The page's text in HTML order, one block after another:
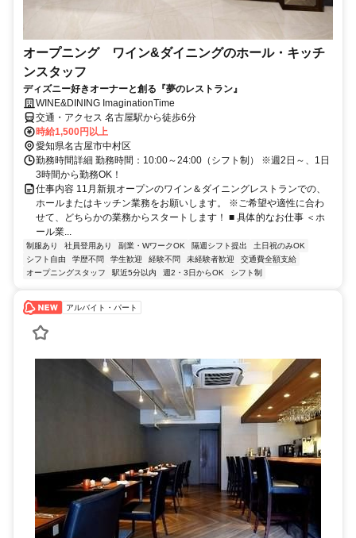
オープニング ワイン&ダイニングのホール・キッチ
ンスタッフ
ディズニー好きオーナーと創る『夢のレストラン』
WINE&DINING ImaginationTime
交通・アクセス 名古屋駅から徒歩6分
時給1,500円以上
愛知県名古屋市中村区
勤務時間詳細 勤務時間：10:00～24:00（シフト制） ※週2日～、1日
3時間から勤務OK！
仕事内容 11月新規オープンのワイン＆ダイニングレストランでの、
ホールまたはキッチン業務をお願いします。 ※ご希望や適性に合わ
せて、どちらかの業務からスタートします！ ■ 具体的なお仕事 ＜ホ
ール業...
制服あり 社員登用あり 副業・WワークOK 隔週シフト提出
土日祝のみOK
シフト自由
学歴不問 学生歓迎 経験不問 未経験者歓迎
交通費全額支給
オープニングスタッフ
駅近5分以内 週2・3日からOK シフト制
アルバイト・パート